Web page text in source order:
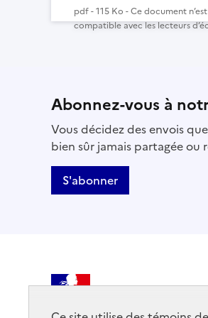
pdf - 115 Ko - Ce document
compatible avec les lecteurs
Abonnez-vous à
Vous décidez des envois
bien sûr jamais partagée ou
S'abonner